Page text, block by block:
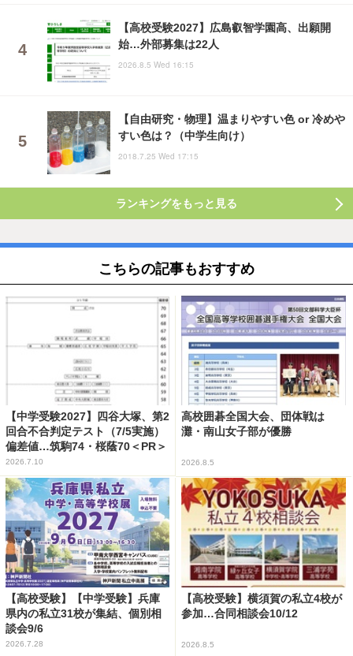
【高校受験2027】広島叡智学園高、出願開
始…外部募集は22人
2026.8.5 Wed 16:15
【自由研究・物理】温まりやすい色 or 冷めや
すい色は？（中学生向け）
2018.7.25 Wed 17:15
ランキングをもっと見る
こちらの記事もおすすめ
【中学受験2027】四谷大塚、第2
回合不合判定テスト（7/5実施）
偏差値…筑駒74・桜蔭70＜PR＞
2026.7.10
高校囲碁全国大会、団体戦は
灘・南山女子部が優勝
2026.8.5
【高校受験】【中学受験】兵庫
県内の私立31校が集結、個別相
談会9/6
2026.7.28
【高校受験】横須賀の私立4校が
参加…合同相談会10/12
2026.8.5